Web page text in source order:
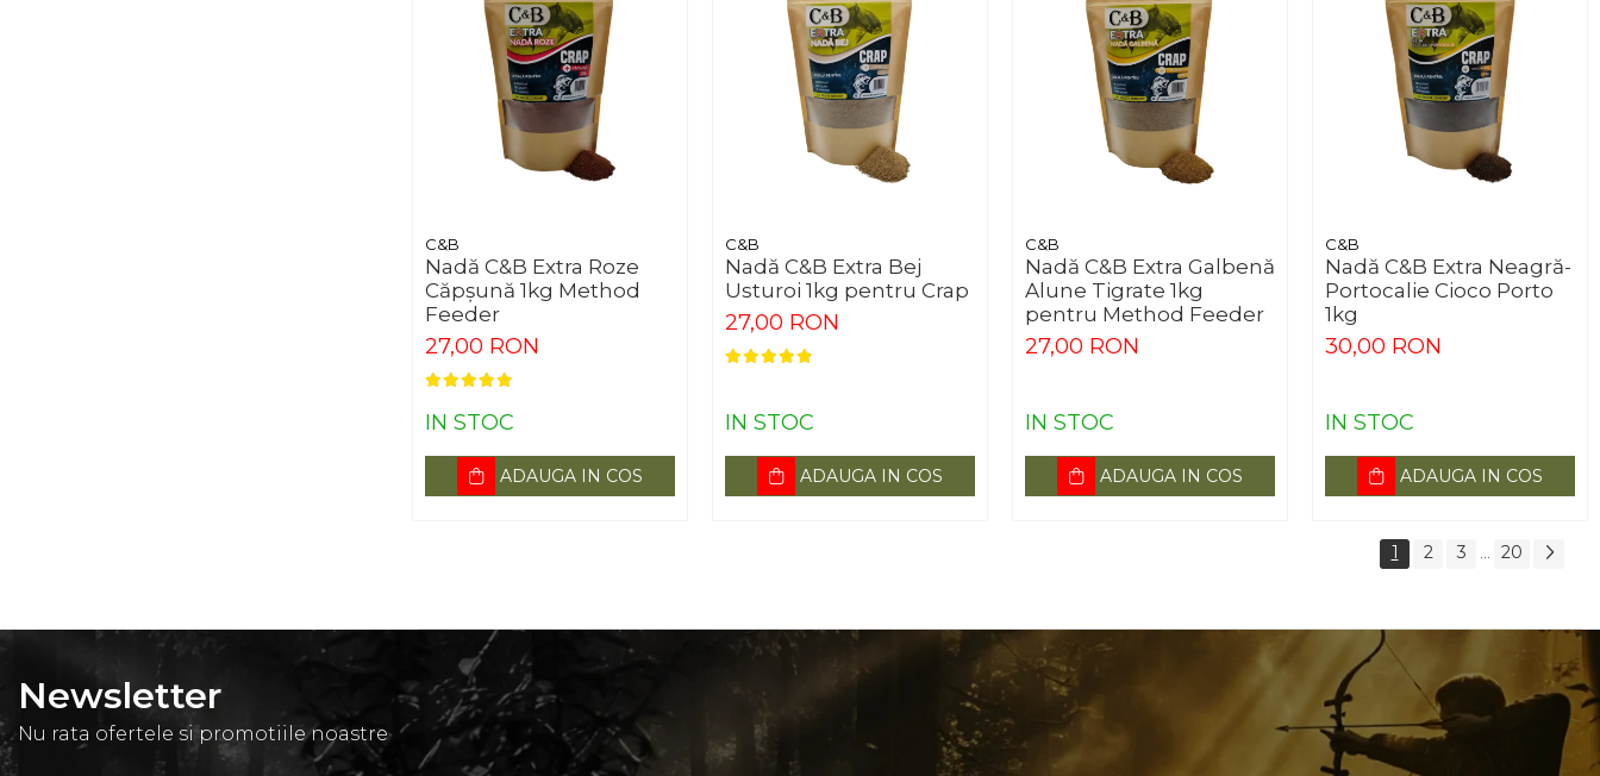
C&B
Nadă C&B Extra Roze
Căpșună 1kg Method
Feeder
27,00 RON
IN STOC
ADAUGA IN COS
C&B
Nadă C&B Extra Bej
Usturoi 1kg pentru Crap
27,00 RON
IN STOC
ADAUGA IN COS
C&B
Nadă C&B Extra Galbenă
Alune Tigrate 1kg
pentru Method Feeder
27,00 RON
IN STOC
ADAUGA IN COS
C&B
Nadă C&B Extra Neagră-
Portocalie Cioco Porto
1kg
30,00 RON
IN STOC
ADAUGA IN COS
1 2 3 20
Newsletter
Nu rata ofertele si promotiile noastre